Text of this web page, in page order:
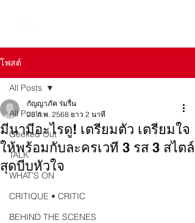
โพสต์
All Posts
Geeked Out
TALK
WHAT’S ON
CRITIQUE • CRITIC
BEHIND THE SCENES
All Posts
มีนามีอะไรดู! เตรียมตัว เตรียมใจ
ให้พร้อมกับละครเวที 3 รส 3 สไตล์
สุดบีบหัวใจ
กัญญาภัค ร่มรื่น
28 ก.พ. 2568 ยาว 2 นาที